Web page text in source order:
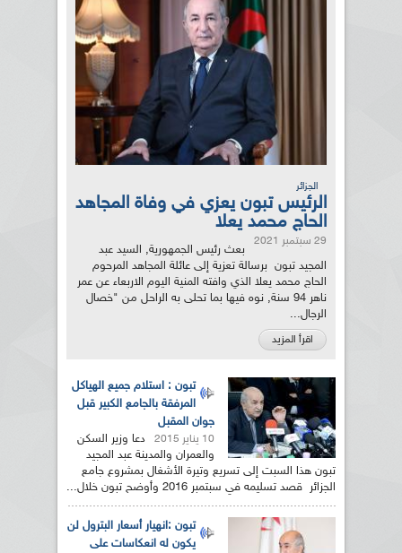
الجزائر
الرئيس تبون يعزي في وفاة المجاهد
الحاج محمد يعلا
29 سبتمبر 2021
بعث رئيس الجمهورية, السيد عبد
المجيد تبون برسالة تعزية إلى عائلة المجاهد المرحوم
الحاج محمد يعلا الذي وافته المنية اليوم الاربعاء عن عمر
ناهر 94 سنة, نوه فيها بما تحلى به الراحل من "خصال
الرجال...
اقرأ المزيد
تبون : استلام جميع الهياكل
المرفقة بالجامع الكبير قبل
جوان المقبل
10 يناير 2015
دعا وزير السكن
والعمران والمدينة عبد المجيد
تبون هذا السبت إلى تسريع وتيرة الأشغال بمشروع جامع
الجزائر قصد تسليمه في سبتمبر 2016 وأوضح تبون خلال...
تبون :انهيار أسعار البترول لن
يكون له انعكاسات على